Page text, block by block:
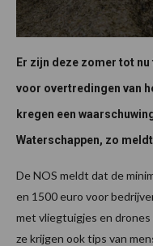
Er zijn deze zomer tot
voor overtredingen van
kregen een
Waterschappen, zo meldt
De NOS meldt dat de
en 1500 euro voor
met vliegtuigjes en
ze krijgen ook tips van